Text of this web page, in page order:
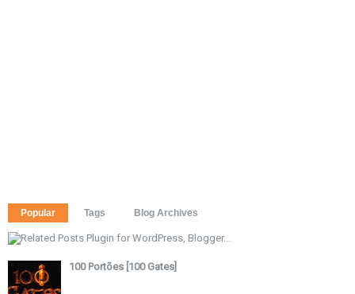
Popular Tags Blog Archives
100 Portões [100 Gates]